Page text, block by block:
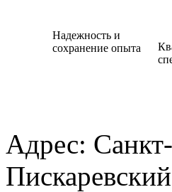
Надежность и
сохранение опыта
Адрес: